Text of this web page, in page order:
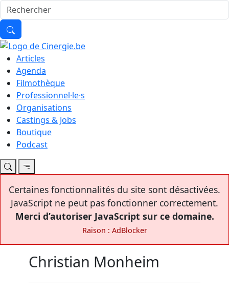
Articles
Agenda
Filmothèque
Professionnel·le·s
Organisations
Castings & Jobs
Boutique
Podcast
Certaines fonctionnalités du site sont désactivées.
JavaScript ne peut pas fonctionner correctement.
Merci d’autoriser JavaScript sur ce domaine.
Raison : AdBlocker
Christian Monheim